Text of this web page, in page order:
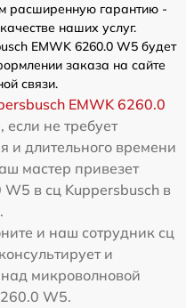
расширенную гарантию -
наших услуг.
EMWK 6260.0 W5 будет
заказа на сайте
связи.
EMWK 6260.0
не требует
и длительного времени
мастер привезет
в сц Kuppersbusch в
и наш сотрудник сц
и
над микроволновой
W5.